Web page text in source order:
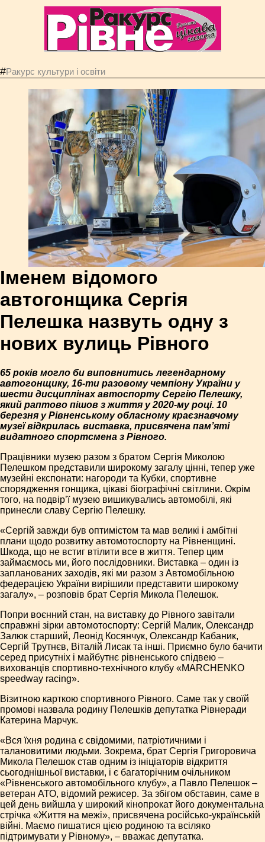
#Ракурс культури і освіти
Іменем відомого
автогонщика Сергія
Пелешка назвуть одну з
нових вулиць Рівного
65 років могло би виповнитись легендарному
автогонщику, 16-ти разовому чемпіону України у
шести дисциплінах автоспорту Сергію Пелешку,
який раптово пішов з життя у 2020-му році. 10
березня у Рівненському обласному краєзнавчому
музеї відкрилась виставка, присвячена пам’яті
видатного спортсмена з Рівного.
Працівники музею разом з братом Сергія Миколою
Пелешком представили широкому загалу цінні, тепер уже
музейні експонати: нагороди та Кубки, спортивне
спорядження гонщика, цікаві біографічні світлини. Окрім
того, на подвір’ї музею вишикувались автомобілі, які
принесли славу Сергію Пелешку.
«Сергій завжди був оптимістом та мав великі і амбітні
плани щодо розвитку автомотоспорту на Рівненщині.
Шкода, що не встиг втілити все в життя. Тепер цим
займаємось ми, його послідовники. Виставка – один із
запланованих заходів, які ми разом з Автомобільною
федерацією України вирішили представити широкому
загалу», – розповів брат Сергія Микола Пелешок.
Попри воєнний стан, на виставку до Рівного завітали
справжні зірки автомотоспорту: Сергій Малик, Олександр
Залюк старший, Леонід Косянчук, Олександр Кабаник,
Сергій Трутнєв, Віталій Лисак та інші. Приємно було бачити
серед присутніх і майбутнє рівненського спідвею –
вихованців спортивно-технічного клубу «MARCHENKO
speedway racing».
Візитною карткою спортивного Рівного. Саме так у своїй
промові назвала родину Пелешків депутатка Рівнеради
Катерина Марчук.
«Вся їхня родина є свідомими, патріотичними і
талановитими людьми. Зокрема, брат Сергія Григоровича
Микола Пелешок став одним із ініціаторів відкриття
сьогоднішньої виставки, і є багаторічним очільником
«Рівненського автомобільного клубу», а Павло Пелешок –
ветеран АТО, відомий режисер. За збігом обставин, саме в
цей день вийшла у широкий кінопрокат його документальна
стрічка «Життя на межі», присвячена російсько-українській
війні. Маємо пишатися цією родиною та всіляко
підтримувати у Рівному», – вважає депутатка.